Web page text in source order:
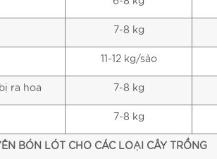
7-8 kg
11-12 kg/sào
ra hoa 7-8 kg
7-8 kg
BÓN LÓT CHO CÁC LOẠI CÂY TRỒNG